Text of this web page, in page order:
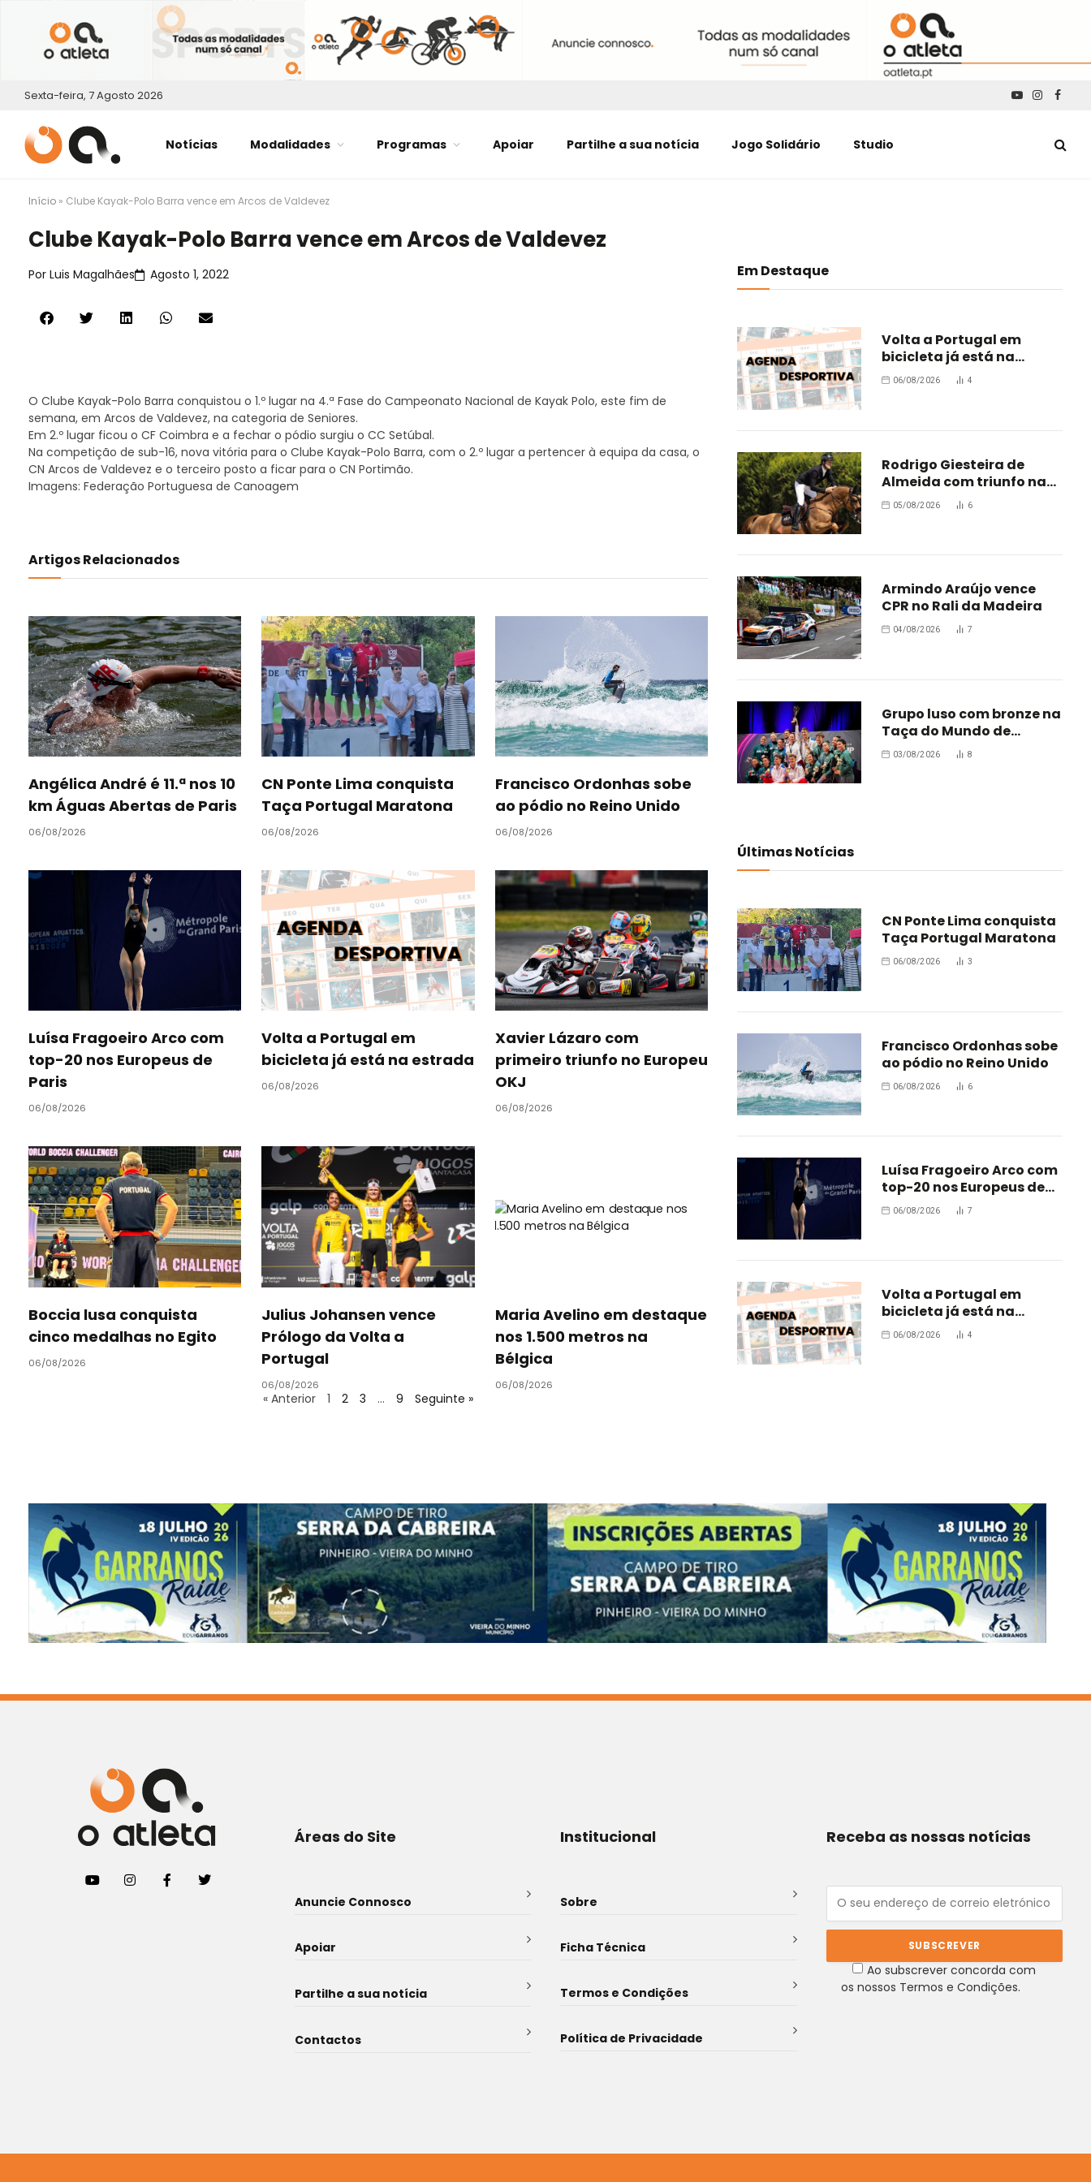
Sexta-feira, 7 Agosto 2026 YouTube
Notícias Modalidades Programas Apoiar Partilhe a sua notícia Jogo Solidário Studio
Início » Clube Kayak-Polo Barra vence em Arcos de Valdevez
Clube Kayak-Polo Barra vence em Arcos de Valdevez
Por Luis Magalhães Agosto 1, 2022
O Clube Kayak-Polo Barra conquistou o 1.º lugar na 4.ª Fase do Campeonato Nacional de Kayak Polo, este fim de
semana, em Arcos de Valdevez, na categoria de Seniores.
Em 2.º lugar ficou o CF Coimbra e a fechar o pódio surgiu o CC Setúbal.
Na competição de sub-16, nova vitória para o Clube Kayak-Polo Barra, com o 2.º lugar a pertencer à equipa da casa, o
CN Arcos de Valdevez e o terceiro posto a ficar para o CN Portimão.
Imagens: Federação Portuguesa de Canoagem
Artigos Relacionados
Angélica André é 11.ª nos 10
km Águas Abertas de Paris
06/08/2026
CN Ponte Lima conquista
Taça Portugal Maratona
06/08/2026
Francisco Ordonhas sobe
ao pódio no Reino Unido
06/08/2026
Luísa Fragoeiro Arco com
top-20 nos Europeus de
Paris
06/08/2026
Volta a Portugal em
bicicleta já está na estrada
06/08/2026
Xavier Lázaro com
primeiro triunfo no Europeu
OKJ
06/08/2026
Boccia lusa conquista
cinco medalhas no Egito
06/08/2026
Julius Johansen vence
Prólogo da Volta a
Portugal
06/08/2026
Maria Avelino em destaque
nos 1.500 metros na
Bélgica
06/08/2026
« Anterior 1 2 3 … 9 Seguinte »
Em Destaque
Volta a Portugal em
bicicleta já está na
estrada
06/08/2026 4
Rodrigo Giesteira de
Almeida com triunfo na
Bélgica
05/08/2026 6
Armindo Araújo vence
CPR no Rali da Madeira
04/08/2026 7
Grupo luso com bronze na
Taça do Mundo de
Oradea
03/08/2026 8
Últimas Notícias
CN Ponte Lima conquista
Taça Portugal Maratona
06/08/2026 3
Francisco Ordonhas sobe
ao pódio no Reino Unido
06/08/2026 6
Luísa Fragoeiro Arco com
top-20 nos Europeus de
Paris
06/08/2026 7
Volta a Portugal em
bicicleta já está na
estrada
06/08/2026 4
Áreas do Site
Anuncie Connosco
Apoiar
Partilhe a sua notícia
Contactos
Institucional
Sobre
Ficha Técnica
Termos e Condições
Política de Privacidade
Receba as nossas notícias
Ao subscrever concorda com
os nossos Termos e Condições.